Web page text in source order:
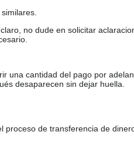
no dude en solicitar
una cantidad del pago por
desaparecen sin dejar huella.
de transferencia de